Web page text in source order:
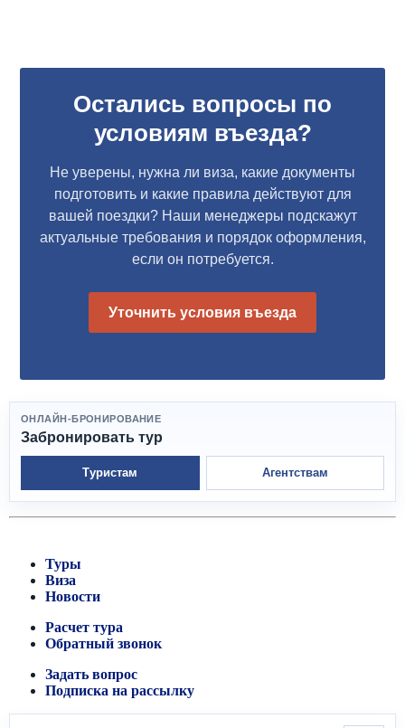
Остались вопросы по
условиям въезда?
Не уверены, нужна ли виза, какие документы
подготовить и какие правила действуют для
вашей поездки? Наши менеджеры подскажут
актуальные требования и порядок оформления,
если он потребуется.
Уточнить условия въезда
ОНЛАЙН-БРОНИРОВАНИЕ
Забронировать тур
Туристам Агентствам
Туры
Виза
Новости
Расчет тура
Обратный звонок
Задать вопрос
Подписка на рассылку